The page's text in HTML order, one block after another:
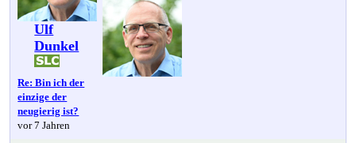
Ulf
Dunkel
Re: Bin ich der
einzige der
neugierig ist?
vor 7 Jahren